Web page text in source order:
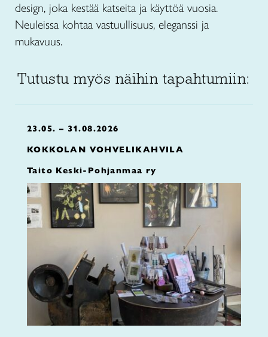
design, joka kestää katseita ja käyttöä vuosia.
Neuleissa kohtaa vastuullisuus, eleganssi ja
mukavuus.
Tutustu myös näihin tapahtumiin:
23.05. – 31.08.2026
KOKKOLAN VOHVELIKAHVILA
Taito Keski-Pohjanmaa ry